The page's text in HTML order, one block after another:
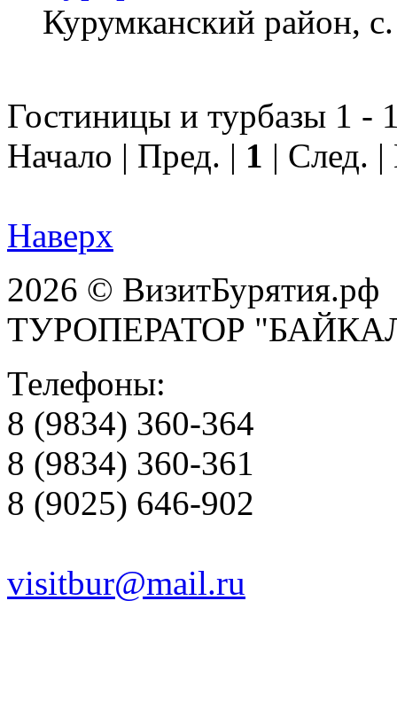
Курумканский район,
Гостиницы и турбазы 1 -
Начало | Пред. | 1 | След.
Наверх
2026 © ВизитБурятия.рф
ТУРОПЕРАТОР
Телефоны:
8 (9834) 360-364
8 (9834) 360-361
8 (9025) 646-902
visitbur@mail.ru